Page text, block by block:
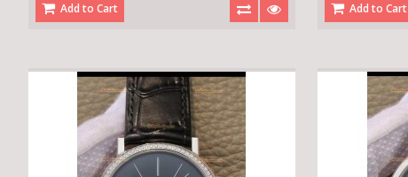
Add to Cart Add to Cart